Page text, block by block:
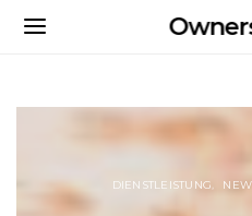
DIENSTLEISTUNG